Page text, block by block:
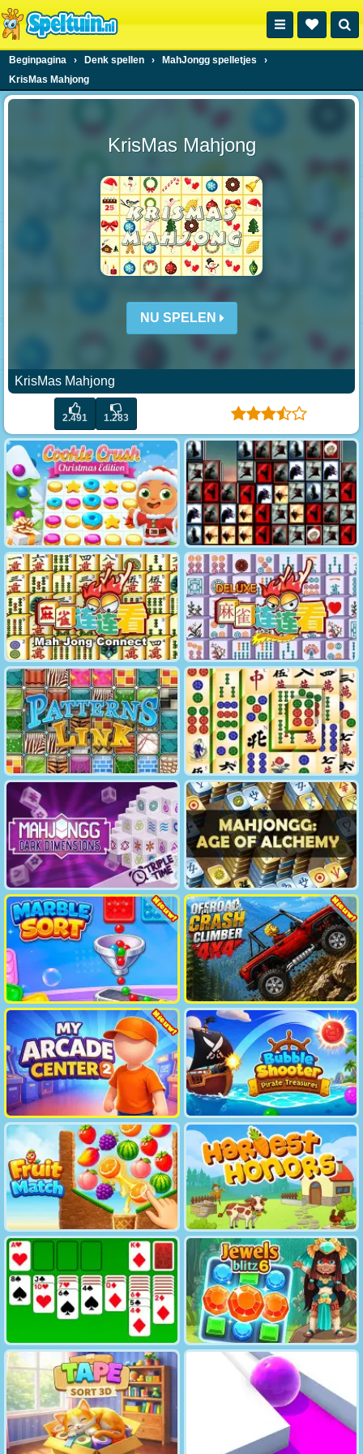
Beginpagina › Denk spellen › MahJongg spelletjes
›
KrisMas Mahjong
KrisMas Mahjong
NU SPELEN
KrisMas Mahjong
2.491 1.283